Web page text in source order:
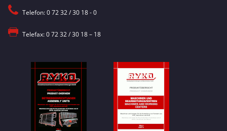
Telefon: 0 72 32 / 30 18 - 0
Telefax: 0 72 32 / 30 18 – 18